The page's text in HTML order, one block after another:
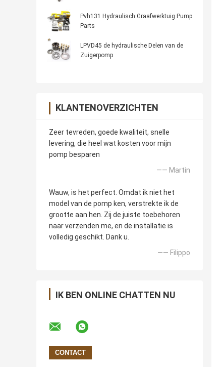
Pvh131 Hydraulisch Graafwerktuig Pump
Parts
LPVD45 de hydraulische Delen van de
Zuigerpomp
KLANTENOVERZICHTEN
Zeer tevreden, goede kwaliteit, snelle
levering, die heel wat kosten voor mijn
pomp besparen
—— Martin
Wauw, is het perfect. Omdat ik niet het
model van de pomp ken, verstrekte ik de
grootte aan hen. Zij de juiste toebehoren
naar verzenden me, en de installatie is
volledig geschikt. Dank u.
—— Filippo
IK BEN ONLINE CHATTEN NU